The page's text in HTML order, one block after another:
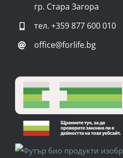
гр. Стара Загора
тел.+359 877 600 010
office@forlife.bg